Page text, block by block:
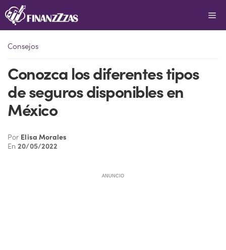
Saltar
al
Consejos
Conozca los diferentes tipos
de seguros disponibles en
México
Por Elisa Morales
En20/05/2022
ANUNCIO